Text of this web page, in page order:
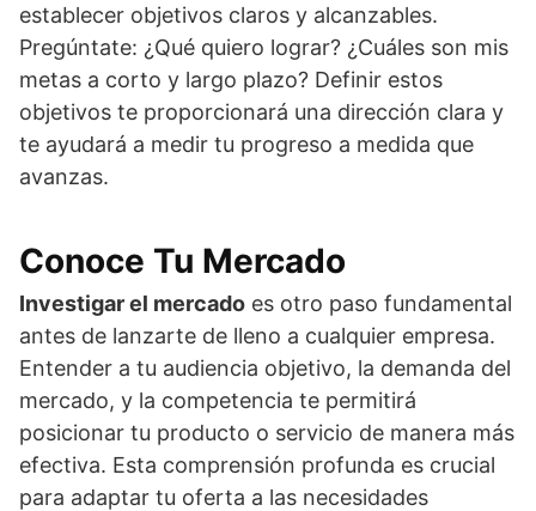
establecer objetivos claros y alcanzables.
Pregúntate: ¿Qué quiero lograr? ¿Cuáles son mis
metas a corto y largo plazo? Definir estos
objetivos te proporcionará una dirección clara y
te ayudará a medir tu progreso a medida que
avanzas.
Conoce Tu Mercado
Investigar el mercado es otro paso fundamental
antes de lanzarte de lleno a cualquier empresa.
Entender a tu audiencia objetivo, la demanda del
mercado, y la competencia te permitirá
posicionar tu producto o servicio de manera más
efectiva. Esta comprensión profunda es crucial
para adaptar tu oferta a las necesidades